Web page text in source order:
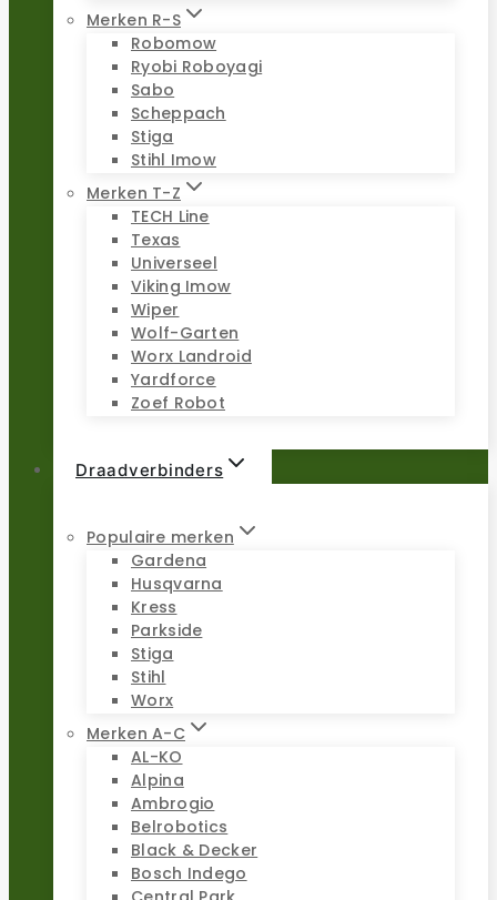
Merken R-S
Robomow
Ryobi Roboyagi
Sabo
Scheppach
Stiga
Stihl Imow
Merken T-Z
TECH Line
Texas
Universeel
Viking Imow
Wiper
Wolf-Garten
Worx Landroid
Yardforce
Zoef Robot
Draadverbinders
Populaire merken
Gardena
Husqvarna
Kress
Parkside
Stiga
Stihl
Worx
Merken A-C
AL-KO
Alpina
Ambrogio
Belrobotics
Black & Decker
Bosch Indego